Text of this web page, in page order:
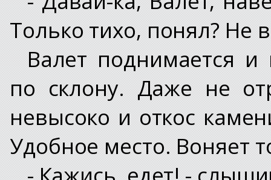
Только тихо, понял? Не
Валет поднимается и
по склону. Даже не
невысоко и откос
Удобное место. Воняет